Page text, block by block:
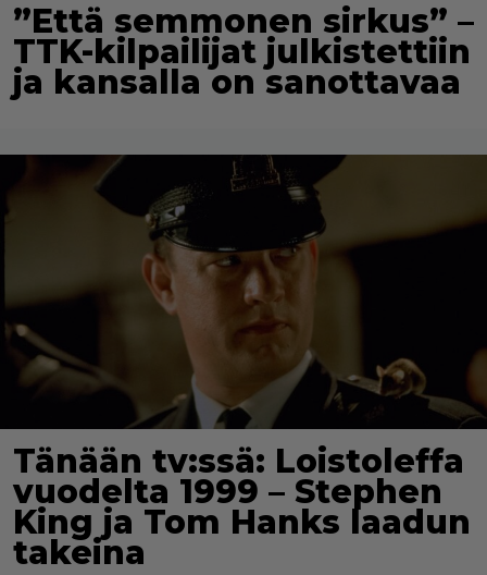
”Että semmonen sirkus” –
TTK-kilpailijat julkistettiin
ja kansalla on sanottavaa
Tänään tv:ssä: Loistoleffa
vuodelta 1999 – Stephen
King ja Tom Hanks laadun
takeina